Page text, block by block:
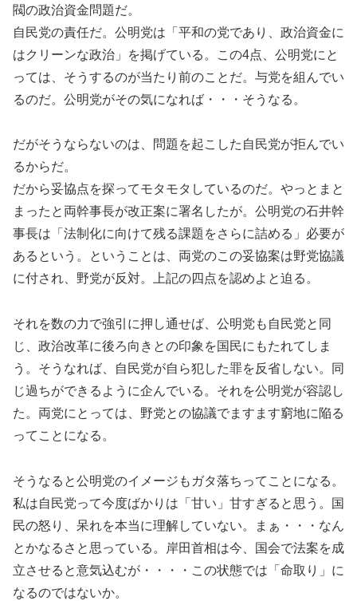
閥の政治資金問題だ。
自民党の責任だ。公明党は「平和の党であり、政治資金に
はクリーンな政治」を掲げている。この4点、公明党にと
っては、そうするのが当たり前のことだ。与党を組んでい
るのだ。公明党がその気になれば・・・そうなる。
だがそうならないのは、問題を起こした自民党が拒んでい
るからだ。
だから妥協点を探ってモタモタしているのだ。やっとまと
まったと両幹事長が改正案に署名したが。公明党の石井幹
事長は「法制化に向けて残る課題をさらに詰める」必要が
あるという。ということは、両党のこの妥協案は野党協議
に付され、野党が反対。上記の四点を認めよと迫る。
それを数の力で強引に押し通せば、公明党も自民党と同
じ、政治改革に後ろ向きとの印象を国民にもたれてしま
う。そうなれば、自民党が自ら犯した罪を反省しない。同
じ過ちができるように企んでいる。それを公明党が容認し
た。両党にとっては、野党との協議でますます窮地に陥る
ってことになる。
そうなると公明党のイメージもガタ落ちってことになる。
私は自民党って今度ばかりは「甘い」甘すぎると思う。国
民の怒り、呆れを本当に理解していない。まぁ・・・なん
とかなるさと思っている。岸田首相は今、国会で法案を成
立させると意気込むが・・・・この状態では「命取り」に
なるのではないか。